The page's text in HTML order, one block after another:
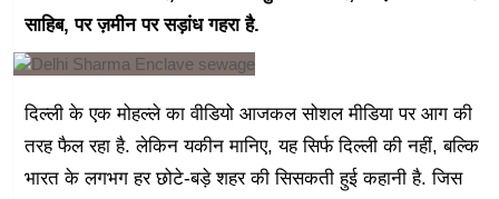
साहिब, पर ज़मीन पर सड़ांध गहरा है.
दिल्ली के एक मोहल्ले का वीडियो आजकल सोशल मीडिया पर आग की
तरह फैल रहा है. लेकिन यकीन मानिए, यह सिर्फ दिल्ली की नहीं, बल्कि
भारत के लगभग हर छोटे-बड़े शहर की सिसकती हुई कहानी है. जिस